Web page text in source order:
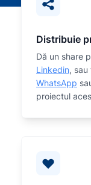
Distribuie
Dă un share
Linkedin,
WhatsApp
proiectul